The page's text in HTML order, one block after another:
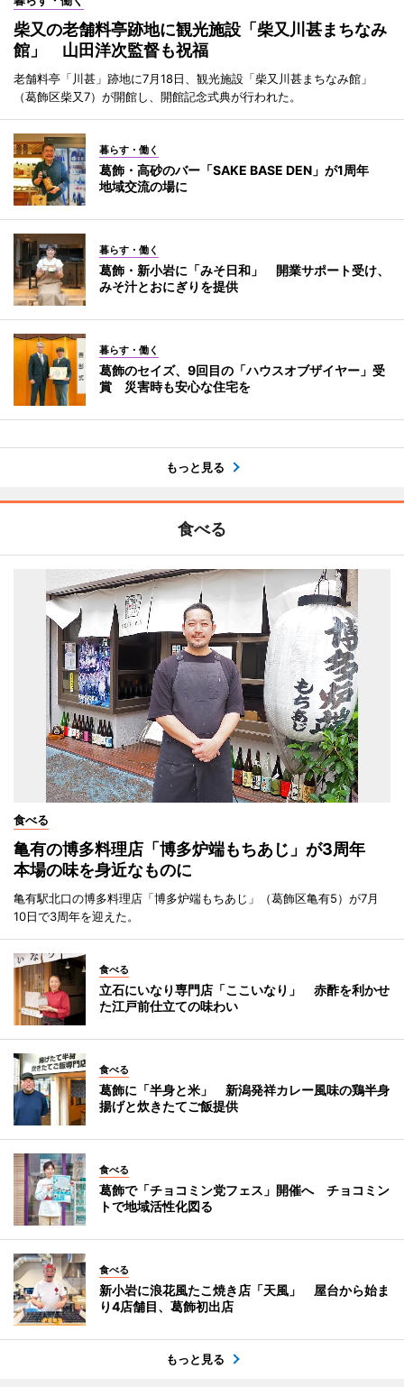
柴又の老舗料亭跡地に観光施設「柴又川甚まちなみ
館」 山田洋次監督も祝福
老舗料亭「川甚」跡地に7月18日、観光施設「柴又川甚まちなみ館」
（葛飾区柴又7）が開館し、開館記念式典が行われた。
暮らす・働く
葛飾・高砂のバー「SAKE BASE DEN」が1周年
地域交流の場に
暮らす・働く
葛飾・新小岩に「みそ日和」 開業サポート受け、
みそ汁とおにぎりを提供
暮らす・働く
葛飾のセイズ、9回目の「ハウスオブザイヤー」受
賞 災害時も安心な住宅を
もっと見る
食べる
食べる
亀有の博多料理店「博多炉端もちあじ」が3周年
本場の味を身近なものに
亀有駅北口の博多料理店「博多炉端もちあじ」（葛飾区亀有5）が7月
10日で3周年を迎えた。
食べる
立石にいなり専門店「ここいなり」 赤酢を利かせ
た江戸前仕立ての味わい
食べる
葛飾に「半身と米」 新潟発祥カレー風味の鶏半身
揚げと炊きたてご飯提供
食べる
葛飾で「チョコミン党フェス」開催へ チョコミン
トで地域活性化図る
食べる
新小岩に浪花風たこ焼き店「天風」 屋台から始ま
り4店舗目、葛飾初出店
もっと見る